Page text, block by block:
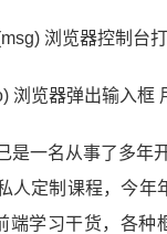
浏览器控制台
浏览器弹出输入框
是一名从事了多年
人定制课程，今年
端学习干货，各种